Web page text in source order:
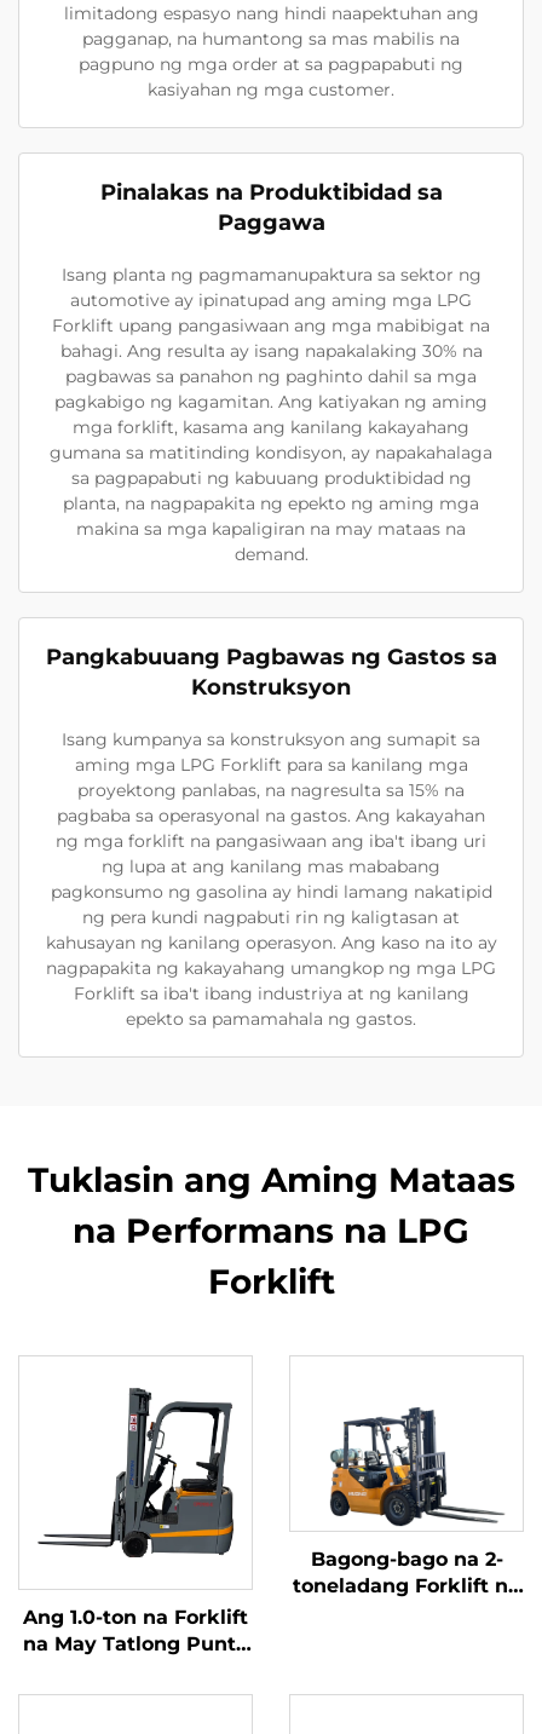
limitadong espasyo nang hindi naapektuhan ang
pagganap, na humantong sa mas mabilis na
pagpuno ng mga order at sa pagpapabuti ng
kasiyahan ng mga customer.
Pinalakas na Produktibidad sa
Paggawa
Isang planta ng pagmamanupaktura sa sektor ng
automotive ay ipinatupad ang aming mga LPG
Forklift upang pangasiwaan ang mga mabibigat na
bahagi. Ang resulta ay isang napakalaking 30% na
pagbawas sa panahon ng paghinto dahil sa mga
pagkabigo ng kagamitan. Ang katiyakan ng aming
mga forklift, kasama ang kanilang kakayahang
gumana sa matitinding kondisyon, ay napakahalaga
sa pagpapabuti ng kabuuang produktibidad ng
planta, na nagpapakita ng epekto ng aming mga
makina sa mga kapaligiran na may mataas na
demand.
Pangkabuuang Pagbawas ng Gastos sa
Konstruksyon
Isang kumpanya sa konstruksyon ang sumapit sa
aming mga LPG Forklift para sa kanilang mga
proyektong panlabas, na nagresulta sa 15% na
pagbaba sa operasyonal na gastos. Ang kakayahan
ng mga forklift na pangasiwaan ang iba't ibang uri
ng lupa at ang kanilang mas mababang
pagkonsumo ng gasolina ay hindi lamang nakatipid
ng pera kundi nagpabuti rin ng kaligtasan at
kahusayan ng kanilang operasyon. Ang kaso na ito ay
nagpapakita ng kakayahang umangkop ng mga LPG
Forklift sa iba't ibang industriya at ng kanilang
epekto sa pamamahala ng gastos.
Tuklasin ang Aming Mataas
na Performans na LPG
Forklift
Ang 1.0-ton na Forklift
na May Tatlong Punto
Battery at May
Bagong-bago na 2-
toneladang Forklift na
kayang presyo